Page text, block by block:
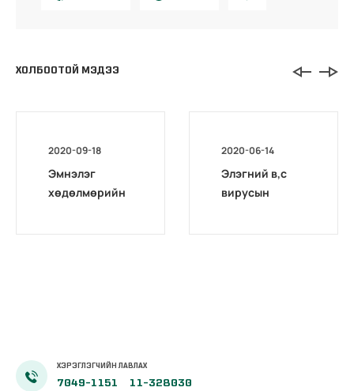
ХОЛБООТОЙ МЭДЭЭ
2020-09-18
Эмнэлэг
хөдөлмөрийн
зохион
байгуулав
2020-06-14
Элэгний в,с
вирусын
ХЭРЭГЛЭГЧИЙН ЛАВЛАХ
7049-1151 11-328030